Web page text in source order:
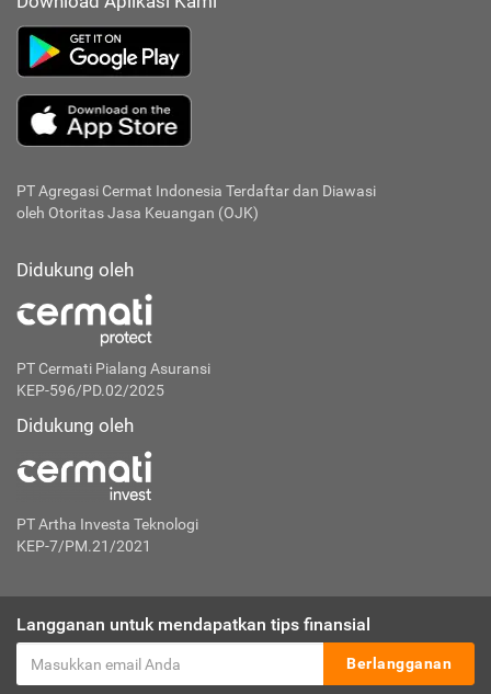
PT Agregasi Cermat Indonesia Terdaftar dan Diawasi
oleh Otoritas Jasa Keuangan (OJK)
Didukung oleh
PT Cermati Pialang Asuransi
KEP-596/PD.02/2025
Didukung oleh
PT Artha Investa Teknologi
KEP-7/PM.21/2021
Langganan untuk mendapatkan tips finansial
Berlangganan